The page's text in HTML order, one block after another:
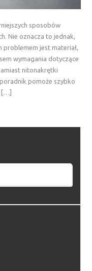
sposobów
Nie oznacza to jednak,
problemem jest materiał,
wymagania dotyczące
nitonakrętki
pomoże szybko
[…]